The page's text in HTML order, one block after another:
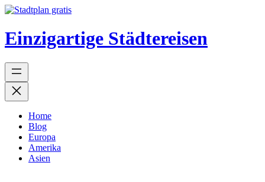
Einzigartige Städtereisen
Home
Blog
Europa
Amerika
Asien